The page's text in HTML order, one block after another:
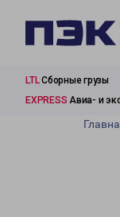
LTLСборные грузы
EXPRESS Авиа- и